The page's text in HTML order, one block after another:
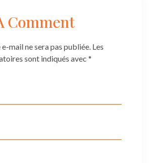
Comment
mail ne sera pas publiée. Les
sont indiqués avec *